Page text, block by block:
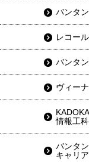
バンタ
レコー
バンタ
ヴィー
情報工
バンタ
キャリ